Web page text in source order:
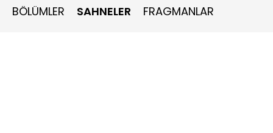
BÖLÜMLER SAHNELER FRAGMANLAR